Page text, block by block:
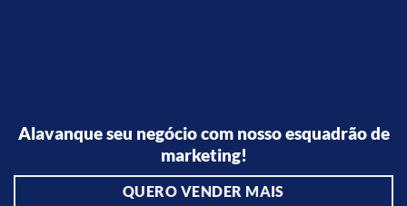
Alavanque seu negócio com nosso esquadrão de
marketing!
QUERO VENDER MAIS